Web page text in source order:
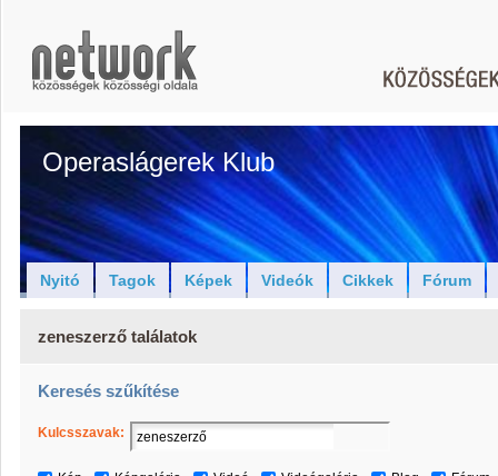
Operaslágerek Klub
Nyitó Tagok Képek Videók Cikkek Fórum
zeneszerző találatok
Keresés szűkítése
Kulcsszavak: